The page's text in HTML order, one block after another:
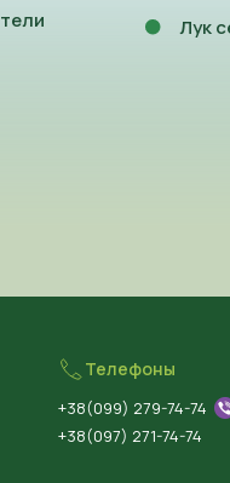
Лук
Телефоны
+38(099) 279-74-74
+38(097) 271-74-74